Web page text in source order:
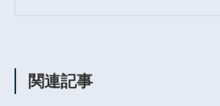
関連記事